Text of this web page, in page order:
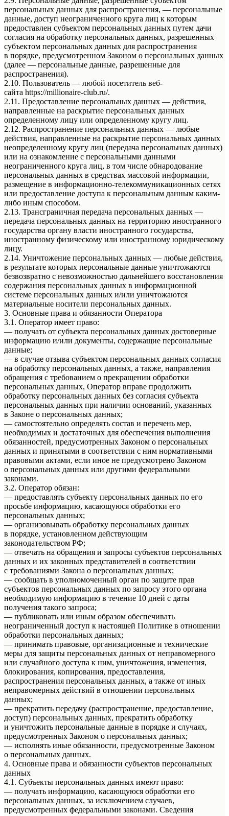
персональных данных для распространения, — персональные
данные, доступ неограниченного круга лиц к которым
предоставлен субъектом персональных данных путем дачи
согласия на обработку персональных данных, разрешенных
субъектом персональных данных для распространения
в порядке, предусмотренном Законом о персональных данных
(далее — персональные данные, разрешенные для
распространения).
2.10. Пользователь — любой посетитель веб-
сайта https://millionaire-club.ru/.
2.11. Предоставление персональных данных — действия,
направленные на раскрытие персональных данных
определенному лицу или определенному кругу лиц.
2.12. Распространение персональных данных — любые
действия, направленные на раскрытие персональных данных
неопределенному кругу лиц (передача персональных данных)
или на ознакомление с персональными данными
неограниченного круга лиц, в том числе обнародование
персональных данных в средствах массовой информации,
размещение в информационно-телекоммуникационных сетях
или предоставление доступа к персональным данным каким-
либо иным способом.
2.13. Трансграничная передача персональных данных —
передача персональных данных на территорию иностранного
государства органу власти иностранного государства,
иностранному физическому или иностранному юридическому
лицу.
2.14. Уничтожение персональных данных — любые действия,
в результате которых персональные данные уничтожаются
безвозвратно с невозможностью дальнейшего восстановления
содержания персональных данных в информационной
системе персональных данных и/или уничтожаются
материальные носители персональных данных.
3. Основные права и обязанности Оператора
3.1. Оператор имеет право:
— получать от субъекта персональных данных достоверные
информацию и/или документы, содержащие персональные
данные;
— в случае отзыва субъектом персональных данных согласия
на обработку персональных данных, а также, направления
обращения с требованием о прекращении обработки
персональных данных, Оператор вправе продолжить
обработку персональных данных без согласия субъекта
персональных данных при наличии оснований, указанных
в Законе о персональных данных;
— самостоятельно определять состав и перечень мер,
необходимых и достаточных для обеспечения выполнения
обязанностей, предусмотренных Законом о персональных
данных и принятыми в соответствии с ним нормативными
правовыми актами, если иное не предусмотрено Законом
о персональных данных или другими федеральными
законами.
3.2. Оператор обязан:
— предоставлять субъекту персональных данных по его
просьбе информацию, касающуюся обработки его
персональных данных;
— организовывать обработку персональных данных
в порядке, установленном действующим
законодательством РФ;
— отвечать на обращения и запросы субъектов персональных
данных и их законных представителей в соответствии
с требованиями Закона о персональных данных;
— сообщать в уполномоченный орган по защите прав
субъектов персональных данных по запросу этого органа
необходимую информацию в течение 10 дней с даты
получения такого запроса;
— публиковать или иным образом обеспечивать
неограниченный доступ к настоящей Политике в отношении
обработки персональных данных;
— принимать правовые, организационные и технические
меры для защиты персональных данных от неправомерного
или случайного доступа к ним, уничтожения, изменения,
блокирования, копирования, предоставления,
распространения персональных данных, а также от иных
неправомерных действий в отношении персональных
данных;
— прекратить передачу (распространение, предоставление,
доступ) персональных данных, прекратить обработку
и уничтожить персональные данные в порядке и случаях,
предусмотренных Законом о персональных данных;
— исполнять иные обязанности, предусмотренные Законом
о персональных данных.
4. Основные права и обязанности субъектов персональных
данных
4.1. Субъекты персональных данных имеют право:
— получать информацию, касающуюся обработки его
персональных данных, за исключением случаев,
предусмотренных федеральными законами. Сведения